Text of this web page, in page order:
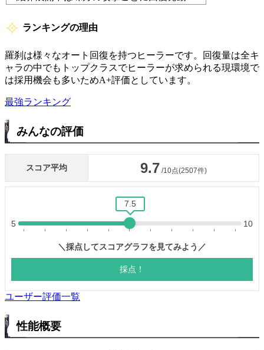
ランキングの理由
羅刹は様々なオート回復を持つヒーラーです。回復量は全キ
ャラの中でもトップクラスでヒーラーが求められる現環境で
は採用機会も多いためA+評価としています。
最強ランキング
みんなの評価
ユーザー評価一覧
性能概要